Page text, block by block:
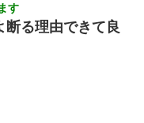
、毛はうっすら生えか
す
断る理由できて良